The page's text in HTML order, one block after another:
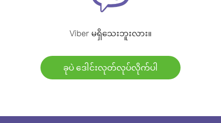
Viber မရှိသေးဘူးလား။
ခုပဲ ဒေါင်းလုတ်လုပ်လိုက်ပါ